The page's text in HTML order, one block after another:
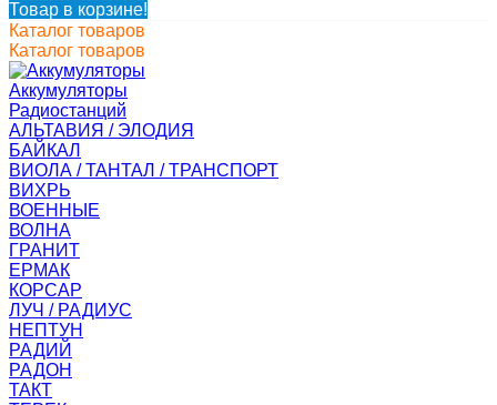
Товар в корзине!
Каталог товаров
Каталог товаров
Аккумуляторы
Радиостанций
АЛЬТАВИЯ / ЭЛОДИЯ
БАЙКАЛ
ВИОЛА / ТАНТАЛ / ТРАНСПОРТ
ВИХРЬ
ВОЕННЫЕ
ВОЛНА
ГРАНИТ
ЕРМАК
КОРСАР
ЛУЧ / РАДИУС
НЕПТУН
РАДИЙ
РАДОН
ТАКТ